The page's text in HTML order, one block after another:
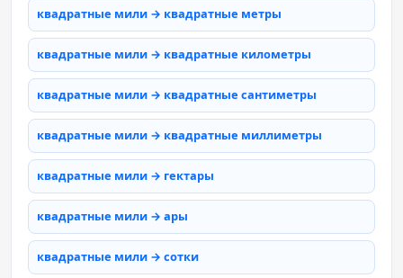
квадратные мили → квадратные метры
квадратные мили → квадратные километры
квадратные мили → квадратные сантиметры
квадратные мили → квадратные миллиметры
квадратные мили → гектары
квадратные мили → ары
квадратные мили → сотки